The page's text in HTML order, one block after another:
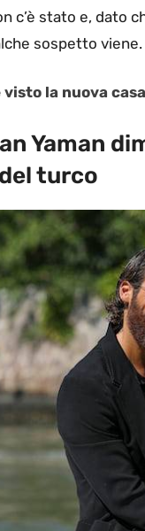
c’è stato e, dato
sospetto viene.
visto la nuova
Yaman
turco